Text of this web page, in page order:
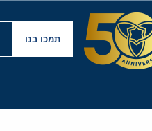
תמכו בנו